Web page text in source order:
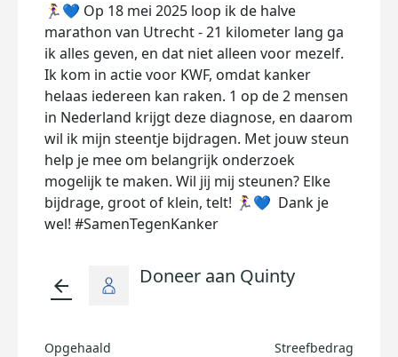
🏃‍♀️💙 Op 18 mei 2025 loop ik de halve
marathon van Utrecht - 21 kilometer lang ga
ik alles geven, en dat niet alleen voor mezelf.
Ik kom in actie voor KWF, omdat kanker
helaas iedereen kan raken. 1 op de 2 mensen
in Nederland krijgt deze diagnose, en daarom
wil ik mijn steentje bijdragen. Met jouw steun
help je mee om belangrijk onderzoek
mogelijk te maken. Wil jij mij steunen? Elke
bijdrage, groot of klein, telt! 🏃‍♀️💙 Dank je
wel! #SamenTegenKanker
arrow_back Doneer aan Quinty
Opgehaald Streefbedrag